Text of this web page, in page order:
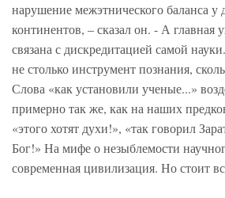
нарушение межэтнического баланса у
континентов, – сказал он. - А главная
связана с дискредитацией самой
не столько инструмент познания,
Слова «как установили ученые...»
примерно так же, как на наших
«этого хотят духи!», «так говорил
Бог!» На мифе о незыблемости
современная цивилизация. Но стоит